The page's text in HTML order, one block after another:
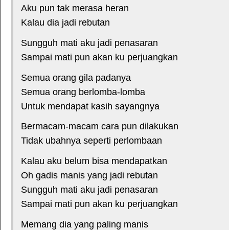
Aku pun tak merasa heran
Kalau dia jadi rebutan
Sungguh mati aku jadi penasaran
Sampai mati pun akan ku perjuangkan
Semua orang gila padanya
Semua orang berlomba-lomba
Untuk mendapat kasih sayangnya
Bermacam-macam cara pun dilakukan
Tidak ubahnya seperti perlombaan
Kalau aku belum bisa mendapatkan
Oh gadis manis yang jadi rebutan
Sungguh mati aku jadi penasaran
Sampai mati pun akan ku perjuangkan
Memang dia yang paling manis